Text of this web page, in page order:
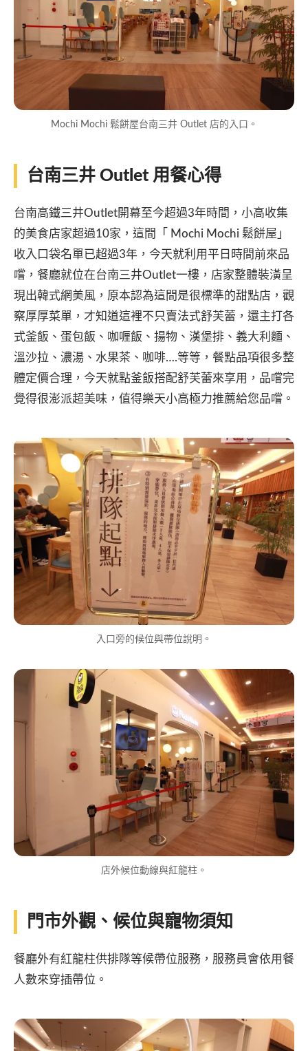
Mochi Mochi 鬆餅屋台南三井 Outlet 店的入口。
台南三井 Outlet 用餐心得
台南高鐵三井Outlet開幕至今超過3年時間，小高收集
的美食店家超過10家，這間「 Mochi Mochi 鬆餅屋」
收入口袋名單已超過3年，今天就利用平日時間前來品
嚐，餐廳就位在台南三井Outlet一樓，店家整體裝潢呈
現出韓式網美風，原本認為這間是很標準的甜點店，觀
察厚厚菜單，才知道這裡不只賣法式舒芙蕾，還主打各
式釜飯、蛋包飯、咖喱飯、揚物、漢堡排、義大利麵、
溫沙拉、濃湯、水果茶、咖啡….等等，餐點品項很多整
體定價合理，今天就點釜飯搭配舒芙蕾來享用，品嚐完
覺得很澎派超美味，值得樂天小高極力推薦給您品嚐。
入口旁的候位與帶位說明。
店外候位動線與紅龍柱。
門市外觀、候位與寵物須知
餐廳外有紅龍柱供排隊等候帶位服務，服務員會依用餐
人數來穿插帶位。